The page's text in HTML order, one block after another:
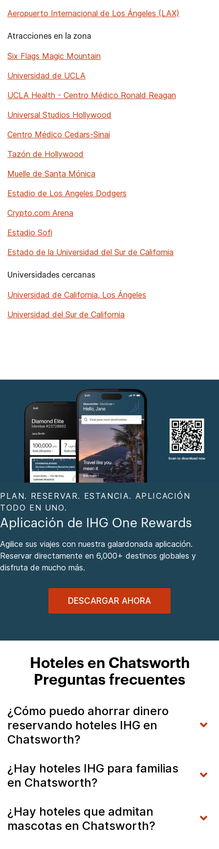
Aeropuerto Internacional de Los Ángeles (LAX)
Atracciones en la zona
Six Flags Magic Mountain
Universidad de UCLA
UCLA Health - Centro Médico Ronald Reagan
Universal Studios Hollywood
Centro Médico Cedars-Sinai
Tazón de Hollywood
Muelle de Santa Mónica
Estadio de Los Angeles Dodgers
Crypto.com Arena
Estadio Sofi
Estado de la Universidad del Sur de California
Universidades cercanas
Universidad de California, Los Ángeles
Universidad del Sur de California
PLAN. RESERVAR. ESTANCIA. APLICACIÓN
TODO EN UNO.
Aplicación de IHG One Rewards
Agilice sus viajes con nuestra galardonada aplicación.
Reservar directamente en 6,000+ destinos globales y
disfruta de mucho más.
DESCARGAR AHORA
Hoteles en Chatsworth
Preguntas frecuentes
¿Cómo puedo ahorrar dinero
reservando hoteles IHG en
Chatsworth?
¿Hay hoteles IHG para familias
en Chatsworth?
¿Hay hoteles que admitan
mascotas en Chatsworth?